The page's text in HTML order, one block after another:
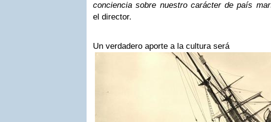
conciencia sobre nuestro carácter de país
el director.
Un verdadero aporte a la cultura será